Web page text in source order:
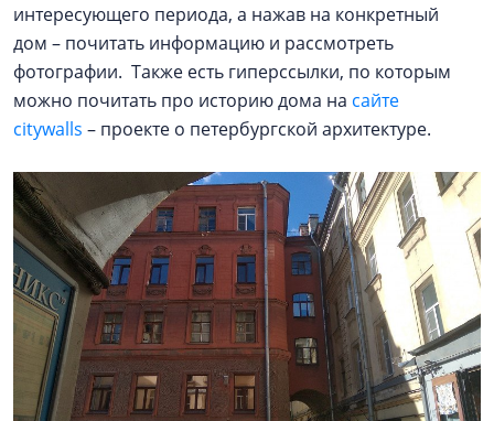
интересующего периода, а нажав на конкретный
дом – почитать информацию и рассмотреть
фотографии. Также есть гиперссылки, по которым
можно почитать про историю дома на сайте
citywalls – проекте о петербургской архитектуре.